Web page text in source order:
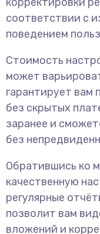
соответствии с
поведением
Стоимость
может
гарантирует вам
без скрытых
заранее и
без
Обратившись ко
качественную
регулярные
позволит вам
вложений и